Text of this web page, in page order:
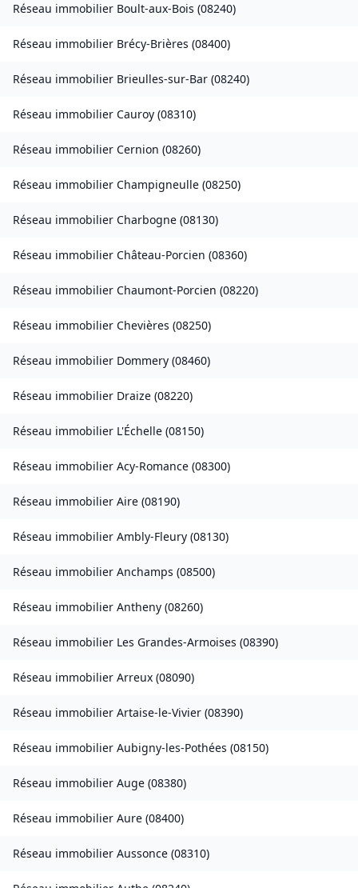
Réseau immobilier Boult-aux-Bois (08240)
Réseau immobilier Brécy-Brières (08400)
Réseau immobilier Brieulles-sur-Bar (08240)
Réseau immobilier Cauroy (08310)
Réseau immobilier Cernion (08260)
Réseau immobilier Champigneulle (08250)
Réseau immobilier Charbogne (08130)
Réseau immobilier Château-Porcien (08360)
Réseau immobilier Chaumont-Porcien (08220)
Réseau immobilier Chevières (08250)
Réseau immobilier Dommery (08460)
Réseau immobilier Draize (08220)
Réseau immobilier L'Échelle (08150)
Réseau immobilier Acy-Romance (08300)
Réseau immobilier Aire (08190)
Réseau immobilier Ambly-Fleury (08130)
Réseau immobilier Anchamps (08500)
Réseau immobilier Antheny (08260)
Réseau immobilier Les Grandes-Armoises (08390)
Réseau immobilier Arreux (08090)
Réseau immobilier Artaise-le-Vivier (08390)
Réseau immobilier Aubigny-les-Pothées (08150)
Réseau immobilier Auge (08380)
Réseau immobilier Aure (08400)
Réseau immobilier Aussonce (08310)